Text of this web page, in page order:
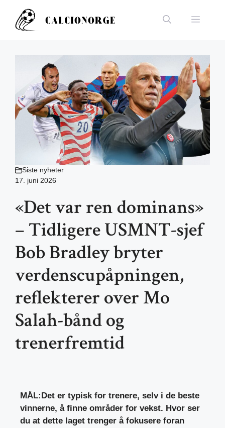
innhold
Meny
Siste nyheter
17. juni 2026
«Det var ren dominans»
– Tidligere USMNT-sjef
Bob Bradley bryter
verdenscupåpningen,
reflekterer over Mo
Salah-bånd og
trenerfremtid
MÅL: Det er typisk for trenere, selv i de beste
vinnerne, å finne områder for vekst. Hvor ser
du at dette laget trenger å fokusere foran